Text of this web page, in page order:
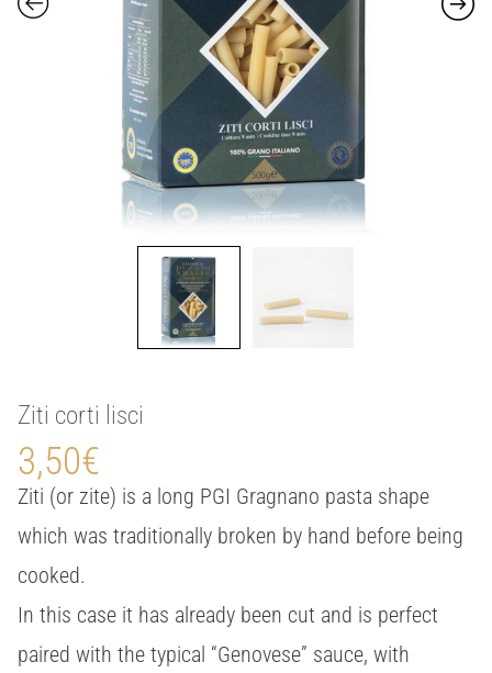
Ziti corti lisci
3,50€
Ziti (or zite) is a long PGI Gragnano pasta shape
which was traditionally broken by hand before being
cooked.
In this case it has already been cut and is perfect
paired with the typical “Genovese” sauce, with